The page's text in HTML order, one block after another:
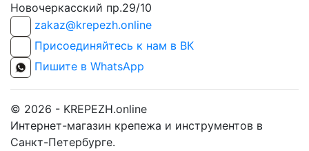
Новочеркасский пр.29/10
zakaz@krepezh.online
Присоединяйтесь к нам в ВК
Пишите в WhatsApp
© 2026 - KREPEZH.online
Интернет-магазин крепежа и инструментов в
Санкт-Петербурге.